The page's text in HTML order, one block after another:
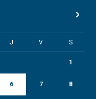
J V S
1
6 7 8